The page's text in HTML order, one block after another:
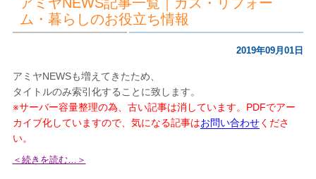
ム・暮らしのお役立ち情報
2019年09月01日
アミヤNEWSも増えてきたため、
タイトルのみ索引化することに致します。
※サーバー容量整理の為、古い記事は消しています。PDFでアー
カイブ化していますので、気になる記事はお問い合わせくださ
い。
＜続きを読む…＞